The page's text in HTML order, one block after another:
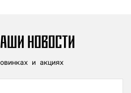
НОВОСТИ
и акциях